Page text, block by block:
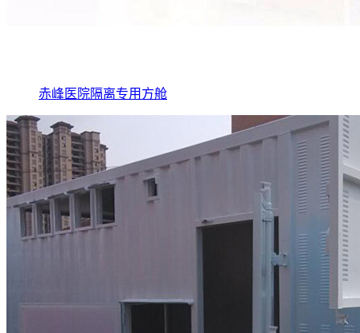
赤峰医院隔离专用方舱